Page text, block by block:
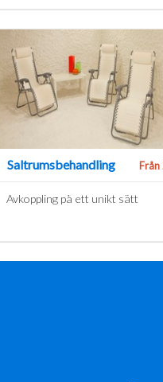
Saltrumsbehandling Från
Avkoppling på ett unikt sätt